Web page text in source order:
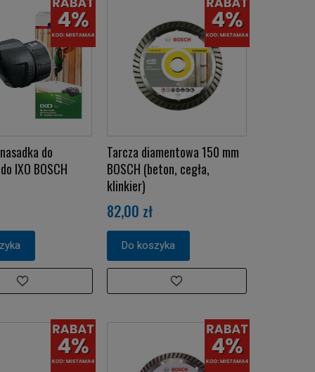
do
IXO BOSCH
Tarcza diamentowa 150 mm
BOSCH (beton, cegła,
klinkier)
82,00 zł
Do koszyka